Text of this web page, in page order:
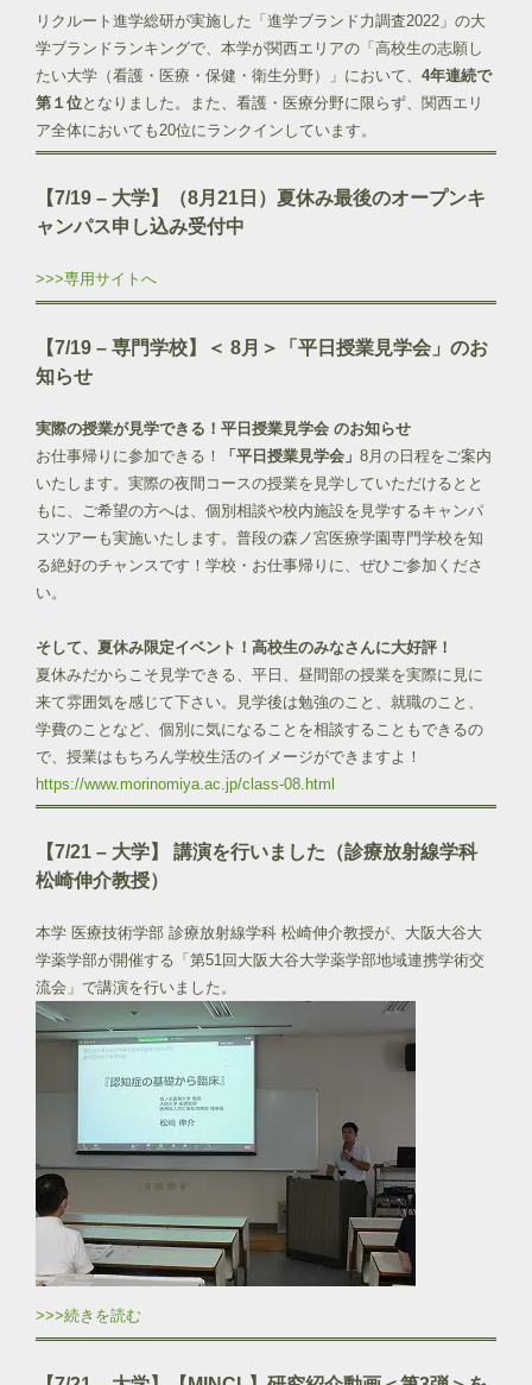
リクルート進学総研が実施した「進学ブランド力調査2022」の大
学ブランドランキングで、本学が関西エリアの「高校生の志願し
たい大学（看護・医療・保健・衛生分野）」において、 4年連続で
第１位となりました。また、看護・医療分野に限らず、関西エリ
ア全体においても20位にランクインしています。
【7/19 – 大学】（8月21日）夏休み最後のオープンキ
ャンパス申し込み受付中
>>>専用サイトへ
【7/19 – 専門学校】＜ 8月＞「平日授業見学会」のお
知らせ
実際の授業が見学できる！平日授業見学会 のお知らせ
お仕事帰りに参加できる！
「平日授業見学会」 8月の日程をご案内
いたします。実際の夜間コースの授業を見学していただけるとと
もに、ご希望の方へは、個別相談や校内施設を見学するキャンパ
スツアーも実施いたします。普段の森ノ宮医療学園専門学校を知
る絶好のチャンスです！学校・お仕事帰りに、ぜひご参加くださ
い。
そして、夏休み限定イベント！高校生のみなさんに大好評！
夏休みだからこそ見学できる、平日、昼間部の授業を実際に見に
来て雰囲気を感じて下さい。見学後は勉強のこと、就職のこと、
学費のことなど、個別に気になることを相談することもできるの
で、授業はもちろん学校生活のイメージができますよ！
https://www.morinomiya.ac.jp/class-08.html
【7/21 – 大学】 講演を行いました（診療放射線学科
松崎伸介教授）
本学 医療技術学部 診療放射線学科 松崎伸介教授が、大阪大谷大
学薬学部が開催する「第51回大阪大谷大学薬学部地域連携学術交
流会」で講演を行いました。
>>>続きを読む